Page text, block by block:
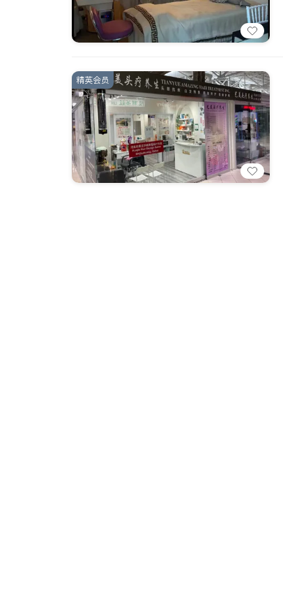
精英会员